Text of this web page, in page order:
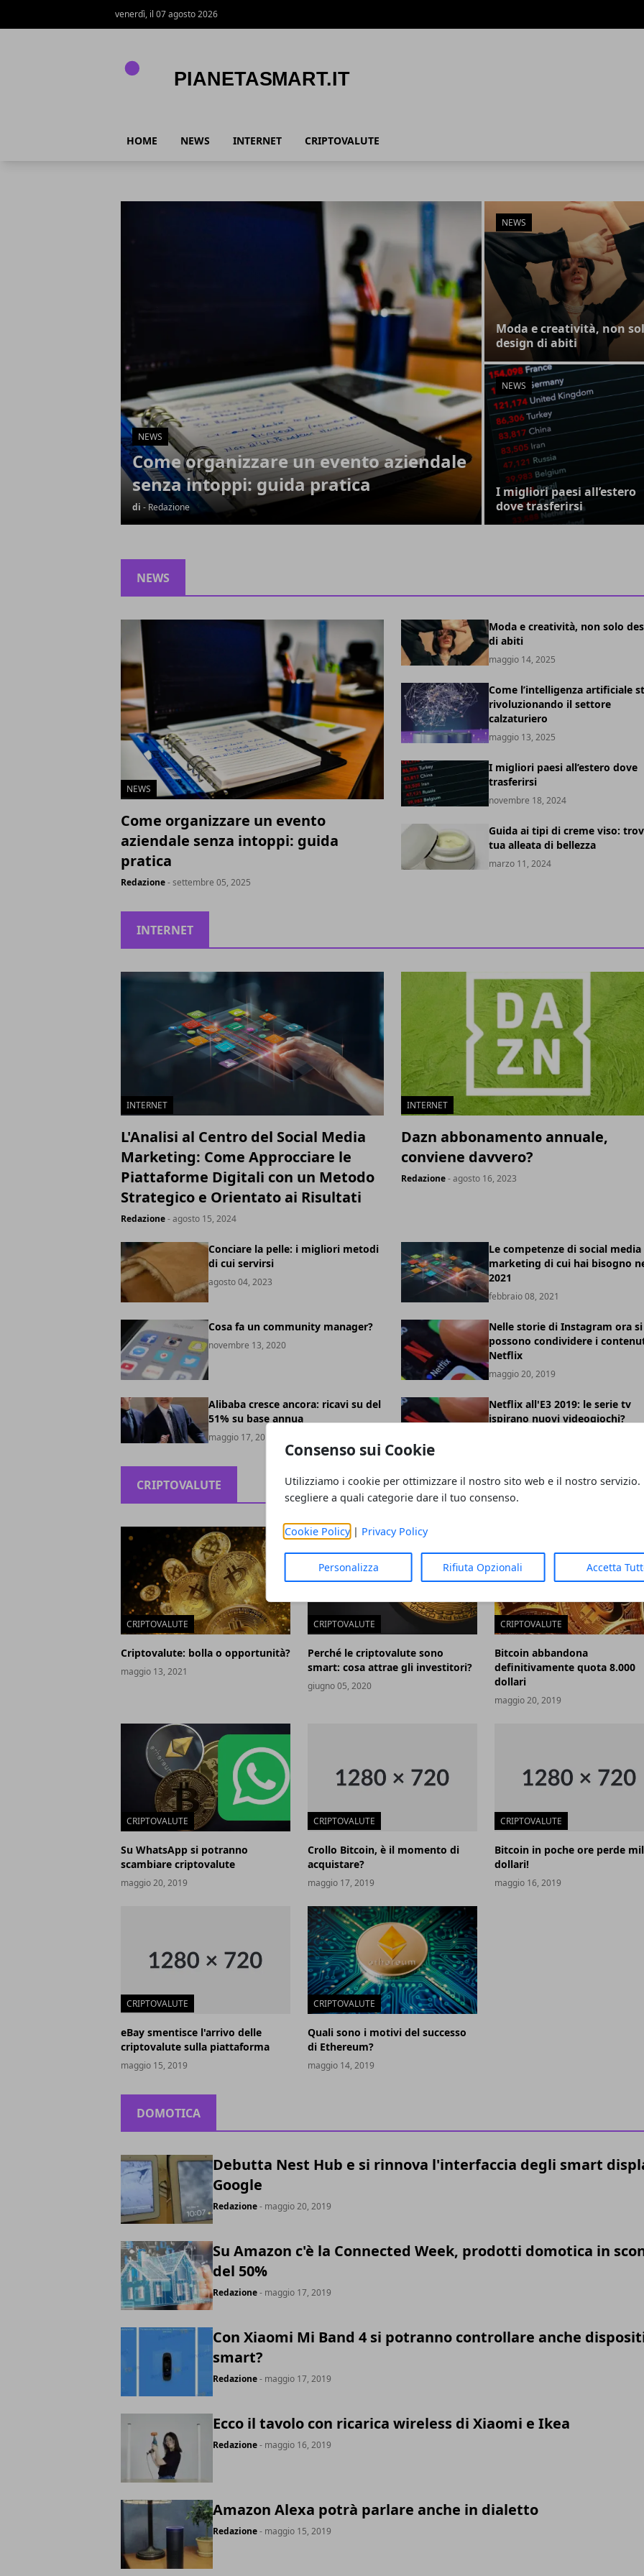
Consenso sui Cookie
Utilizziamo i cookie per ottimizzare il nostro sito web e il nostro servizio.
scegliere a quali categorie dare il tuo consenso.
Cookie Policy| Privacy Policy
Personalizza Rifiuta Opzionali Accetta
venerdì, il 07 agosto 2026
HOME NEWS INTERNET CRIPTOVALUTE
NEWS
Come organizzare un evento aziendale
senza intoppi: guida pratica
di - Redazione
NEWS
Moda e creatività, non
design di abiti
NEWS
I migliori paesi all’estero
dove trasferirsi
NEWS
NEWS
Come organizzare un evento
aziendale senza intoppi: guida
pratica
Redazione- settembre 05, 2025
Moda e creatività, non solo
di abiti
maggio 14, 2025
Come l’intelligenza artificiale
rivoluzionando il settore
calzaturiero
maggio 13, 2025
I migliori paesi all’estero dove
trasferirsi
novembre 18, 2024
Guida ai tipi di creme viso:
tua alleata di bellezza
marzo 11, 2024
INTERNET
INTERNET
L'Analisi al Centro del Social Media
Marketing: Come Approcciare le
Piattaforme Digitali con un Metodo
Strategico e Orientato ai Risultati
Redazione- agosto 15, 2024
INTERNET
Dazn abbonamento annuale,
conviene davvero?
Redazione- agosto 16, 2023
Conciare la pelle: i migliori metodi
di cui servirsi
agosto 04, 2023
Le competenze di social media
marketing di cui hai bisogno
2021
febbraio 08, 2021
Cosa fa un community manager?
novembre 13, 2020
Nelle storie di Instagram ora si
possono condividere i
Netflix
maggio 20, 2019
Alibaba cresce ancora: ricavi su del
51% su base annua
maggio 17, 2019
Netflix all'E3 2019: le serie tv
ispirano nuovi videogiochi?
CRIPTOVALUTE
CRIPTOVALUTE
Criptovalute: bolla o opportunità?
maggio 13, 2021
CRIPTOVALUTE
Perché le criptovalute sono
smart: cosa attrae gli investitori?
giugno 05, 2020
CRIPTOVALUTE
Bitcoin abbandona
definitivamente quota 8.000
dollari
maggio 20, 2019
CRIPTOVALUTE
Su WhatsApp si potranno
scambiare criptovalute
maggio 20, 2019
CRIPTOVALUTE
Crollo Bitcoin, è il momento di
acquistare?
maggio 17, 2019
CRIPTOVALUTE
Bitcoin in poche ore perde
dollari!
maggio 16, 2019
CRIPTOVALUTE
eBay smentisce l'arrivo delle
criptovalute sulla piattaforma
maggio 15, 2019
CRIPTOVALUTE
Quali sono i motivi del successo
di Ethereum?
maggio 14, 2019
DOMOTICA
Debutta Nest Hub e si rinnova l'interfaccia degli smart
Google
Redazione- maggio 20, 2019
Su Amazon c'è la Connected Week, prodotti domotica in
del 50%
Redazione- maggio 17, 2019
Con Xiaomi Mi Band 4 si potranno controllare anche
smart?
Redazione- maggio 17, 2019
Ecco il tavolo con ricarica wireless di Xiaomi e Ikea
Redazione- maggio 16, 2019
Amazon Alexa potrà parlare anche in dialetto
Redazione- maggio 15, 2019